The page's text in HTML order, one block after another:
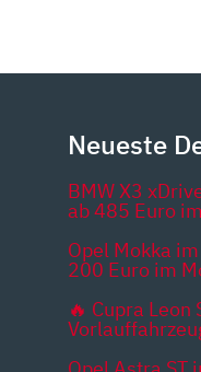
Neueste
BMW X3
ab 485 Euro
Opel Mokka
200 Euro im
🔥 Cupra Leon